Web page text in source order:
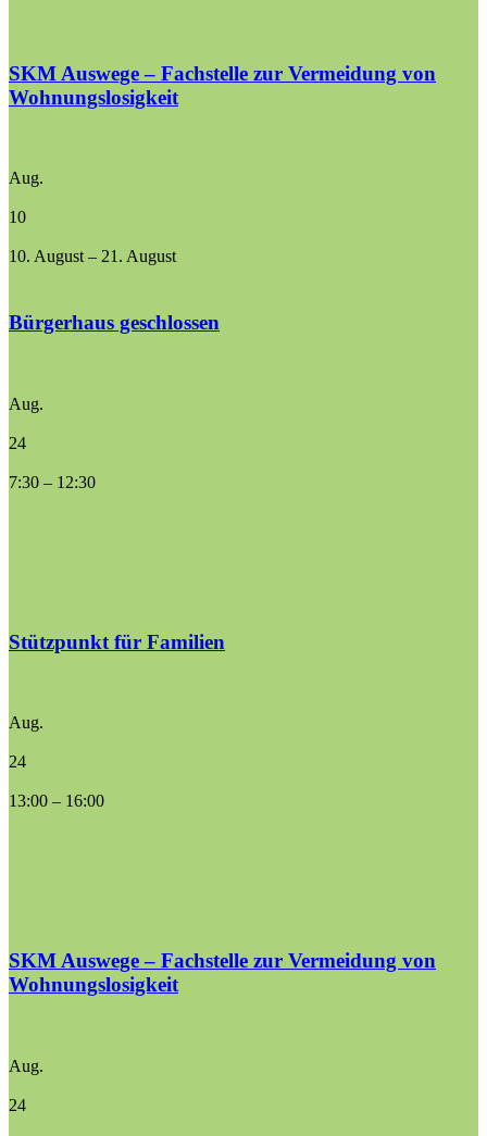
SKM Auswege – Fachstelle zur Vermeidung von
Wohnungslosigkeit
Aug.
10
10. August– 21. August
Bürgerhaus geschlossen
Aug.
24
7:30 – 12:30
Stützpunkt für Familien
Aug.
24
13:00 – 16:00
SKM Auswege – Fachstelle zur Vermeidung von
Wohnungslosigkeit
Aug.
24